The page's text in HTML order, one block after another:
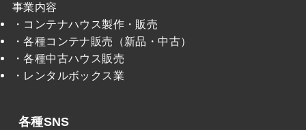
事業内容
・コンテナハウス製作・販売
・各種コンテナ販売（新品・中古）
・各種中古ハウス販売
・レンタルボックス業
各種SNS